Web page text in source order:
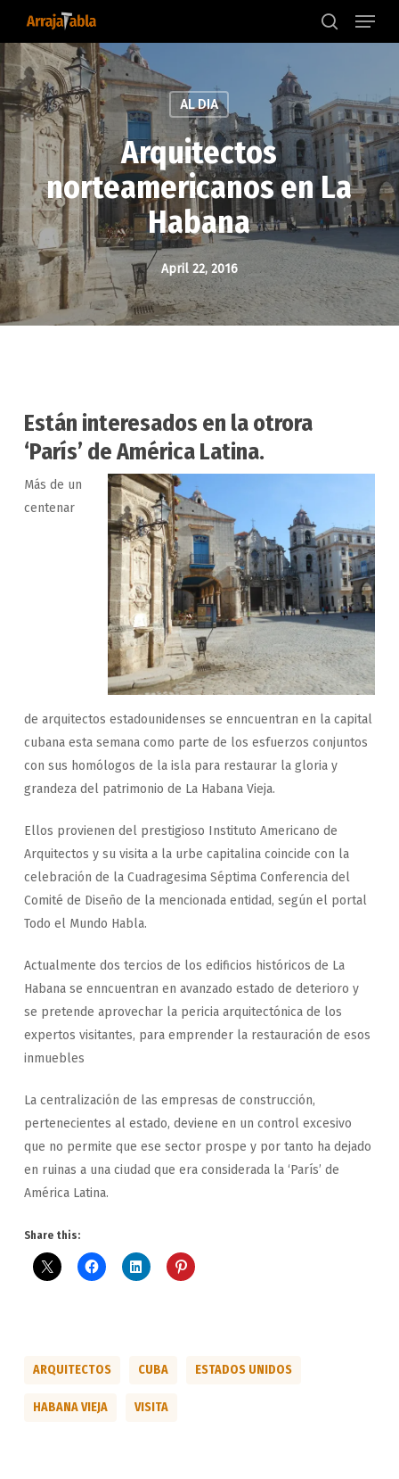
main
content
search
Menu
AL DIA
Arquitectos
norteamericanos en La
Habana
April 22, 2016
Están interesados en la otrora
‘París’ de América Latina.
Más de un
centenar
de arquitectos estadounidenses se enncuentran en la capital
cubana esta semana como parte de los esfuerzos conjuntos
con sus homólogos de la isla para restaurar la gloria y
grandeza del patrimonio de La Habana Vieja.
Ellos provienen del prestigioso Instituto Americano de
Arquitectos y su visita a la urbe capitalina coincide con la
celebración de la Cuadragesima Séptima Conferencia del
Comité de Diseño de la mencionada entidad, según el portal
Todo el Mundo Habla.
Actualmente dos tercios de los edificios históricos de La
Habana se enncuentran en avanzado estado de deterioro y
se pretende aprovechar la pericia arquitectónica de los
expertos visitantes, para emprender la restauración de esos
inmuebles
La centralización de las empresas de construcción,
pertenecientes al estado, deviene en un control excesivo
que no permite que ese sector prospe y por tanto ha dejado
en ruinas a una ciudad que era considerada la ‘París’ de
América Latina.
Share this:
ARQUITECTOS CUBA ESTADOS UNIDOS
HABANA VIEJA VISITA